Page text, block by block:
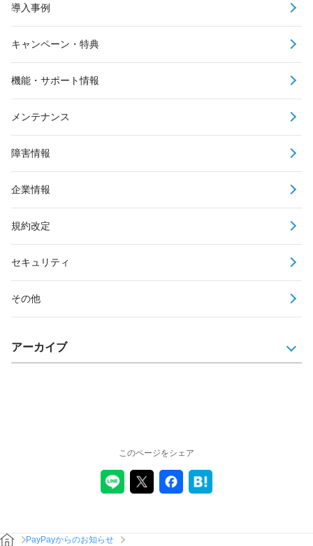
導入事例
キャンペーン・特典
機能・サポート情報
メンテナンス
障害情報
企業情報
規約改定
セキュリティ
その他
アーカイブ
このページをシェア
PayPayからのお知らせ